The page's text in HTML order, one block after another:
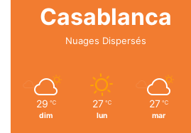
Casablanca
Nuages Dispersés
29 ℃
dim
27 ℃
lun
27 ℃
mar